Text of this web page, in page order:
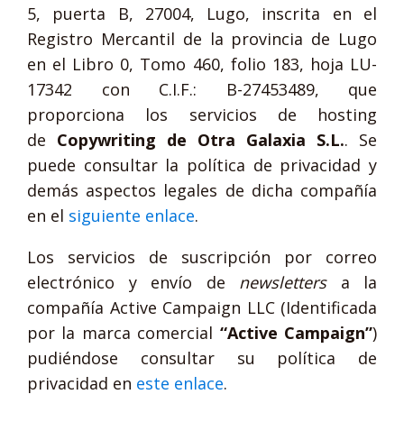
5, puerta B, 27004, Lugo, inscrita en el
Registro Mercantil de la provincia de Lugo
en el Libro 0, Tomo 460, folio 183, hoja LU-
17342 con C.I.F.: B-27453489, que
proporciona los servicios de hosting
de Copywriting de Otra Galaxia S.L.. Se
puede consultar la política de privacidad y
demás aspectos legales de dicha compañía
en el siguiente enlace.
Los servicios de suscripción por correo
electrónico y envío de newslettersa la
compañía Active Campaign LLC (Identificada
por la marca comercial “Active Campaign”)
pudiéndose consultar su política de
privacidad en este enlace.